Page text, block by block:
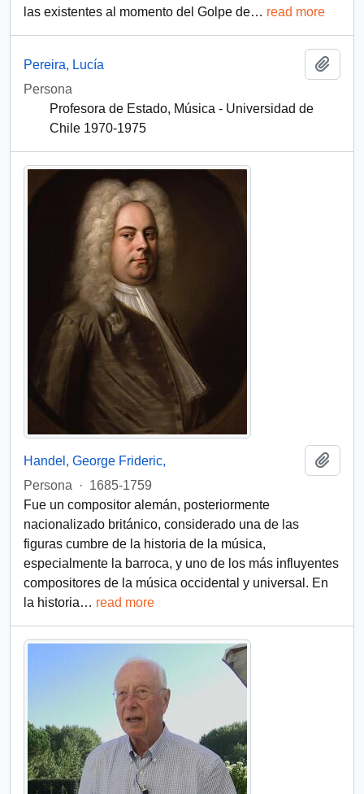
las existentes al momento del Golpe de… read more
Pereira, Lucía
Persona
Profesora de Estado, Música - Universidad de
Chile 1970-1975
Handel, George Frideric,
Persona
· 1685-1759
Fue un compositor alemán, posteriormente
nacionalizado británico, considerado una de las
figuras cumbre de la historia de la música,
especialmente la barroca, y uno de los más influyentes
compositores de la música occidental y universal.​ En
la historia… read more